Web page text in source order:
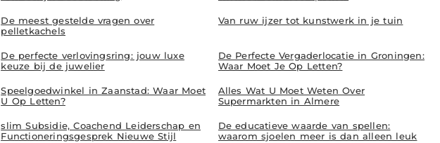
De meest gestelde vragen over
pelletkachels
Van ruw ijzer tot kunstwerk in je tuin
De perfecte verlovingsring: jouw luxe
keuze bij de juwelier
De Perfecte Vergaderlocatie in Groningen:
Waar Moet Je Op Letten?
Speelgoedwinkel in Zaanstad: Waar Moet
U Op Letten?
Alles Wat U Moet Weten Over
Supermarkten in Almere
slim Subsidie, Coachend Leiderschap en
Functioneringsgesprek Nieuwe Stijl
De educatieve waarde van spellen:
waarom sjoelen meer is dan alleen leuk